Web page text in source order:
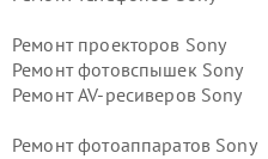
Ремонт проекторов Sony
Ремонт фотовспышек Sony
Ремонт AV-ресиверов Sony
Ремонт фотоаппаратов Sony